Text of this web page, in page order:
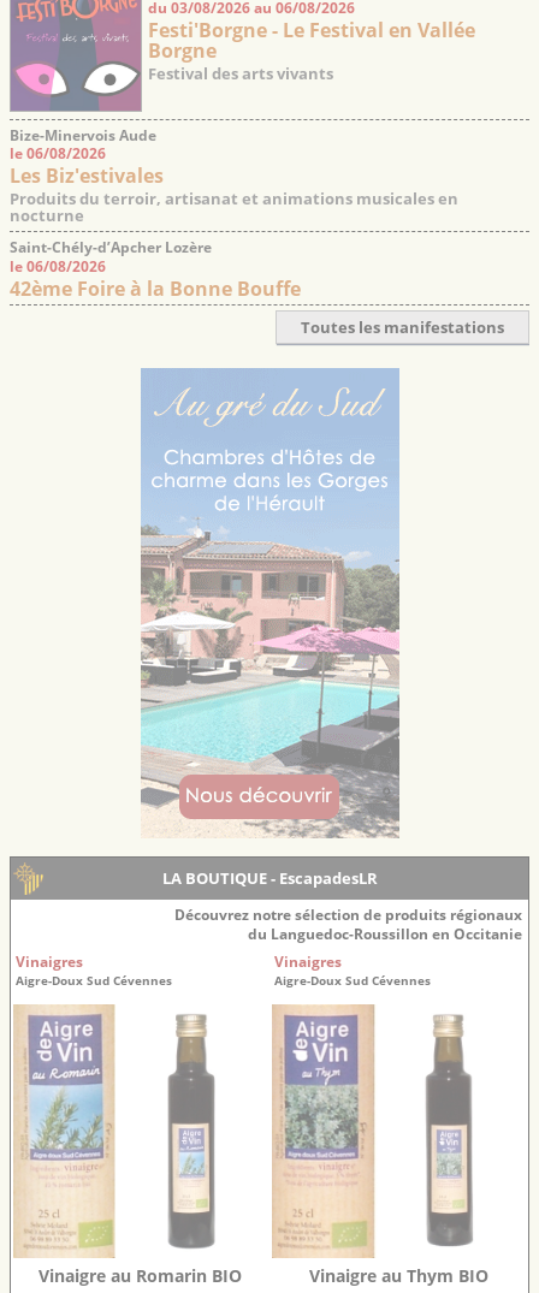
du 03/08/2026 au 06/08/2026
Festi'Borgne - Le Festival en Vallée
Borgne
Festival des arts vivants
Bize-Minervois Aude
le 06/08/2026
Les Biz'estivales
Produits du terroir, artisanat et animations musicales en
nocturne
Saint-Chély-d’Apcher Lozère
le 06/08/2026
42ème Foire à la Bonne Bouffe
Toutes les manifestations
LA BOUTIQUE - EscapadesLR
Découvrez notre sélection de produits régionaux
du Languedoc-Roussillon en Occitanie
Vinaigres
Aigre-Doux Sud Cévennes
Vinaigre au Romarin BIO
Vinaigres
Aigre-Doux Sud Cévennes
Vinaigre au Thym BIO